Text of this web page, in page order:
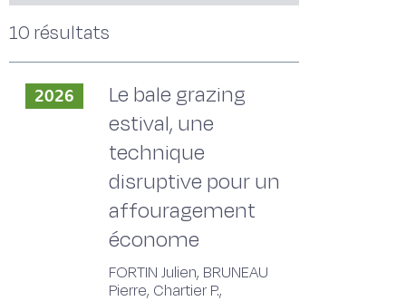
10 résultats
2026
Le bale grazing
estival, une
technique
disruptive pour un
affouragement
économe
FORTIN Julien, BRUNEAU
Pierre, Chartier P.,